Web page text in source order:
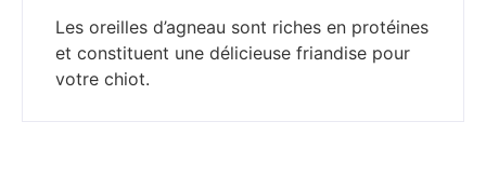
Les oreilles d’agneau sont riches en protéines
et constituent une délicieuse friandise pour
votre chiot.